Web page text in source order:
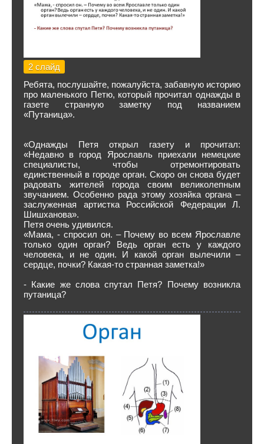
2 слайд
Ребята, послушайте, пожалуйста, забавную историю
про маленького Петю, который прочитал однажды в
газете странную заметку под названием
«Путаница».
«Однажды Петя открыл газету и прочитал:
«Недавно в город Ярославль приехали немецкие
специалисты, чтобы отремонтировать
единственный в городе орган. Скоро он снова будет
радовать жителей города своим великолепным
звучанием. Особенно рада этому хозяйка органа –
заслуженная артистка Российской Федерации Л.
Шишханова».
Петя очень удивился.
«Мама, - спросил он. – Почему во всем Ярославле
только один орган? Ведь орган есть у каждого
человека, и не один. И какой орган вылечили –
сердце, почки? Какая-то странная заметка!»
- Какие же слова спутал Петя? Почему возникла
путаница?